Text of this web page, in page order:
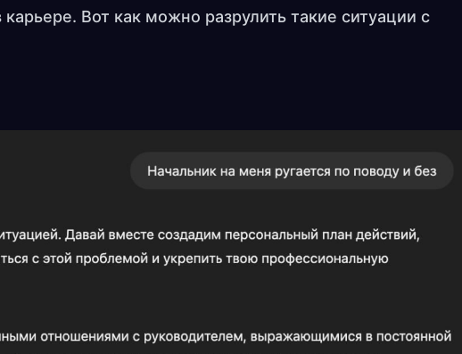
Вот как можно разрулить такие ситуации с